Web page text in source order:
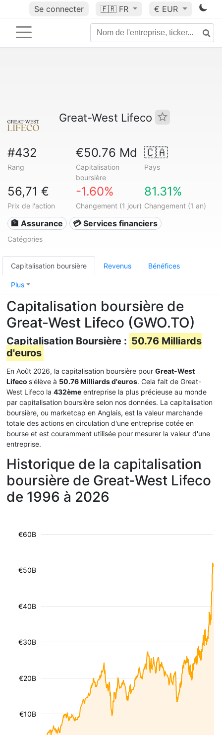
Se connecter 🇫🇷 FR € EUR
Great-West Lifeco
#432
Rang
€50.76 Md
Capitalisation
boursière
🇨🇦
Pays
56,71 €
Prix de l'action
-1.60%
Changement (1 jour)
81.31%
Changement (1 an)
🏦 Assurance 💳 Services financiers
Catégories
Capitalisation boursière Revenus Bénéfices
Plus
Capitalisation boursière de
Great-West Lifeco (GWO.TO)
Capitalisation Boursière : 50.76 Milliards
d'euros
En Août 2026, la capitalisation boursière pour Great-West
Lifeco s'élève à 50.76 Milliards d'euros. Cela fait de Great-
West Lifeco la 432ème entreprise la plus précieuse au monde
par capitalisation boursière selon nos données. La capitalisation
boursière, ou marketcap en Anglais, est la valeur marchande
totale des actions en circulation d'une entreprise cotée en
bourse et est couramment utilisée pour mesurer la valeur d'une
entreprise.
Historique de la capitalisation
boursière de Great-West Lifeco
de 1996 à 2026
€10B
€20B
€30B
€40B
€50B
€60B